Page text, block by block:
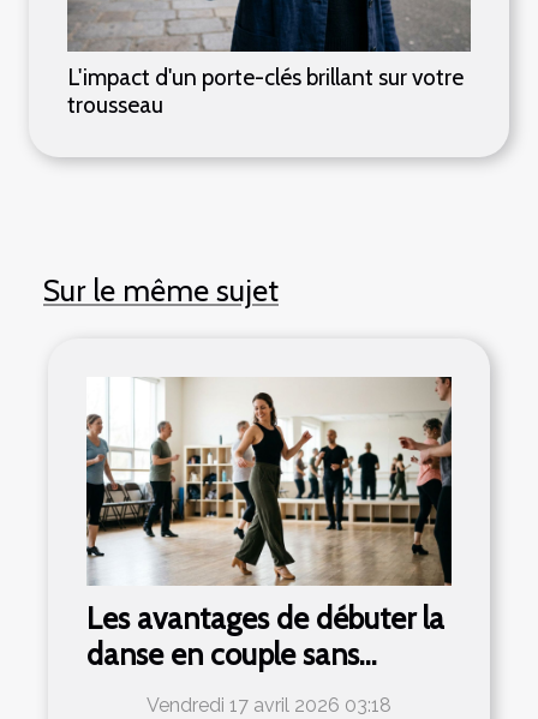
L'impact d'un porte-clés brillant sur votre
trousseau
Sur le même sujet
Les avantages de débuter la
danse en couple sans
partenaire
Vendredi 17 avril 2026 03:18